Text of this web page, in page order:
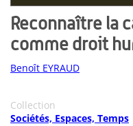
Reconnaître la
comme droit
Benoît EYRAUD
Collection
Sociétés, Espaces, Temps